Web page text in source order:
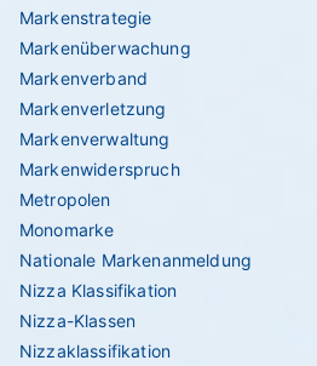
Markenstrategie
Markenüberwachung
Markenverband
Markenverletzung
Markenverwaltung
Markenwiderspruch
Metropolen
Monomarke
Nationale Markenanmeldung
Nizza Klassifikation
Nizza-Klassen
Nizzaklassifikation